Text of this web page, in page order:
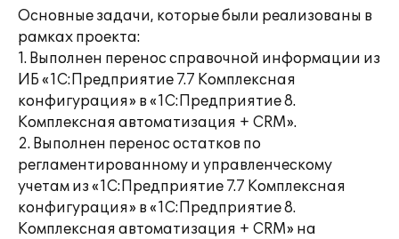
Основные задачи, которые были реализованы в
рамках проекта:
1. Выполнен перенос справочной информации из
ИБ «1С:Предприятие 7.7 Комплексная
конфигурация» в «1С:Предприятие 8.
Комплексная автоматизация + CRM».
2. Выполнен перенос остатков по
регламентированному и управленческому
учетам из «1С:Предприятие 7.7 Комплексная
конфигурация» в «1С:Предприятие 8.
Комплексная автоматизация + CRM» на